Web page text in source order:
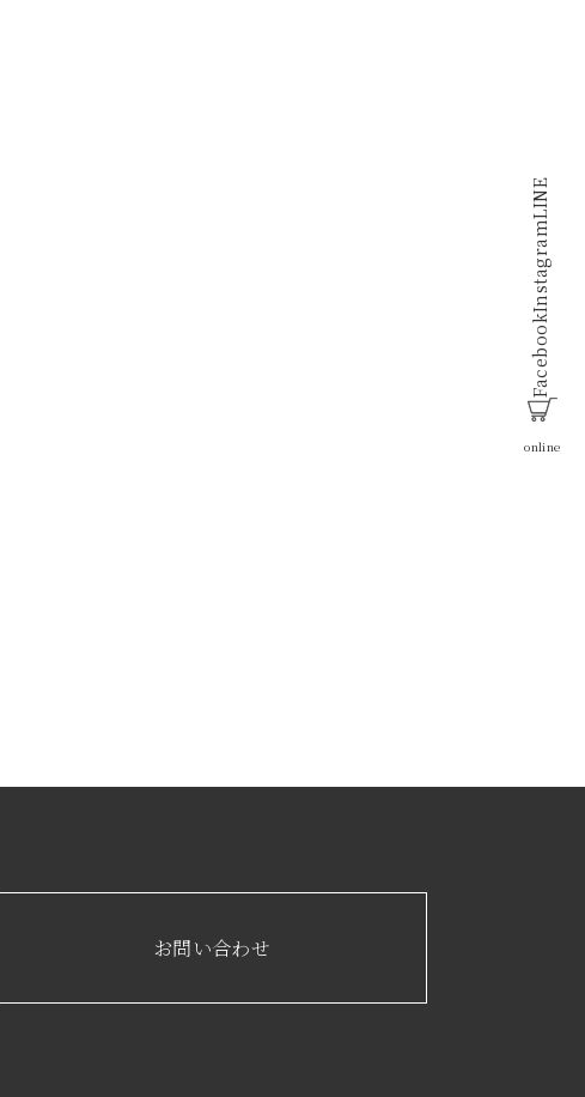
LINE
Instagram
Facebook
online
お問い合わせ